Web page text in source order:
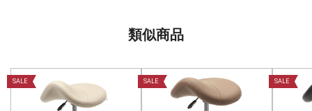
類似商品
SALE SALE SALE